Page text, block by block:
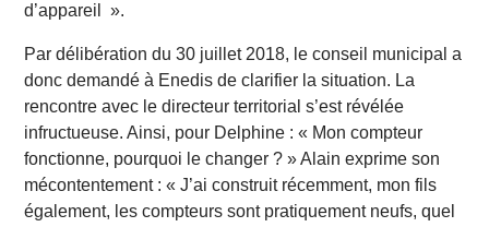
d’appareil ».
Par délibération du 30 juillet 2018, le conseil municipal a
donc demandé à Enedis de clarifier la situation. La
rencontre avec le directeur territorial s’est révélée
infructueuse. Ainsi, pour Delphine : « Mon compteur
fonctionne, pourquoi le changer ? » Alain exprime son
mécontentement : « J’ai construit récemment, mon fils
également, les compteurs sont pratiquement neufs, quel